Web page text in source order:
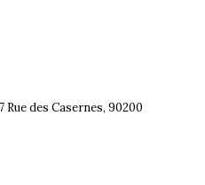
7 Rue des Casernes, 90200